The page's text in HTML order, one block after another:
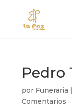
Pedro
por Funeraria |
Comentarios